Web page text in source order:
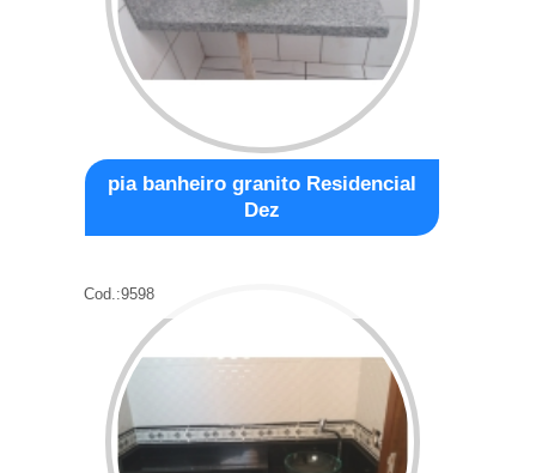
pia banheiro granito Residencial
Dez
Cod.:9598